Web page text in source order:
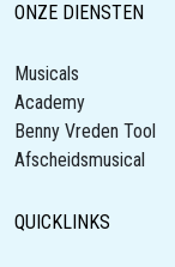
ONZE DIENSTEN
Musicals
Academy
Benny Vreden Tool
Afscheidsmusical
QUICKLINKS